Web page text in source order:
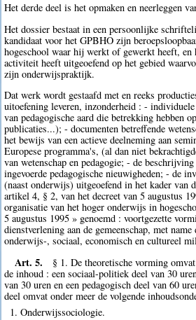
Het derde deel is het opmaken en neerleggen
Het dossier bestaat in een persoonlijke
kandidaat voor het GPBHO zijn
hogeschool waar hij werkt of gewerkt heeft,
activiteit heeft uitgeoefend op het gebied
zijn onderwijspraktijk.
Dat werk wordt gestaafd met en reeks
uitoefening leveren, inzonderheid : -
van pedagogische aard die betrekking hebben
publicaties...); - documenten betreffende
het bewijs van een actieve deelneming aan
Europese programma's, (al dan niet
van wetenschap en pedagogie; - de
ingevoerde pedagogische nieuwigheden; - de
(naast onderwijs) uitgeoefend in het kader van
artikel 4, § 2, van het decreet van 5 augustus
organisatie van het hoger onderwijs in
5 augustus 1995 » genoemd : voortgezette
dienstverlening aan de gemeenschap, met
onderwijs-, sociaal, economisch en cultureel
Art. 5.
§ 1. De theoretische vorming
de inhoud : een sociaal-politiek deel van 30
van 30 uren en een pedagogisch deel van 60
deel omvat onder meer de volgende
1. Onderwijssociologie.